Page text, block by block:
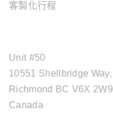
客製化行程
Unit #50
10551 Shellbridge Way,
Richmond BC V6X 2W9
Canada